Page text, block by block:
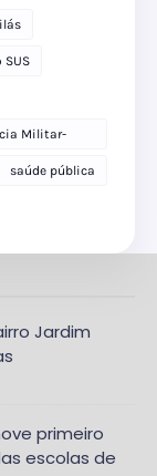
Militar-
saúde pública
Jardim
primeiro
escolas de